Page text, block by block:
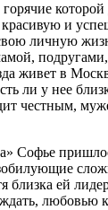
красивую и
личную
живет в
ли у нее
честным,
Софье
близка ей
любовью